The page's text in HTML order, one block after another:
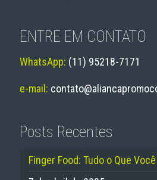
ENTRE EM CONTATO
WhatsApp: (11) 95218-7171
e-mail:
Posts Recentes
Finger Food: Tudo o Que